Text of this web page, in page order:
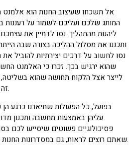
אל תשכחו שעיצוב החנות הוא
המותג שלכם ועליכם לשמור על רעננות
ליהנות מהתהליך. נסו לדמיין את
ותכננו את מסלול ההליכה בצורה שבה
נסו לחשוב על דרכים יצירתיות להוביל
שהוא ירגיש בכך. זכרו כי האלמנט
לייצר אצל הלקוח תחושה שהוא בשליטה,
זה שקובע איזה פריט יעניין אותו.
בפועל, כל הפעולות שתיארנו כרגע
עליהן באמצעות מחשבה ותכנון
פסיכולוגיים פשוטים שיסייעו לכם
שאתם רוצים לראות, גם במסדרונות החנות וגם בשורת הרווחים החודשית.